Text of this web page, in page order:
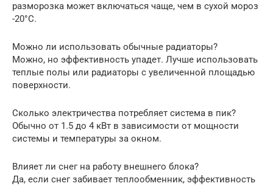
разморозка может включаться чаще, чем в сухой мороз
-20°C.
Можно ли использовать обычные радиаторы?
Можно, но эффективность упадет. Лучше использовать
теплые полы или радиаторы с увеличенной площадью
поверхности.
Сколько электричества потребляет система в пик?
Обычно от 1.5 до 4 кВт в зависимости от мощности
системы и температуры за окном.
Влияет ли снег на работу внешнего блока?
Да, если снег забивает теплообменник, эффективность